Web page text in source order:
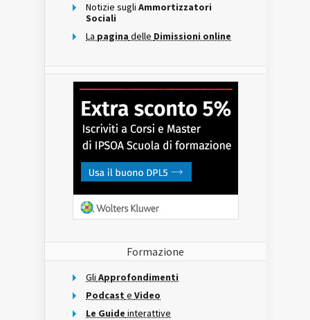
Notizie sugli Ammortizzatori
Sociali
La pagina delle Dimissioni online
Formazione
Gli Approfondimenti
Podcast e Video
Le Guide interattive